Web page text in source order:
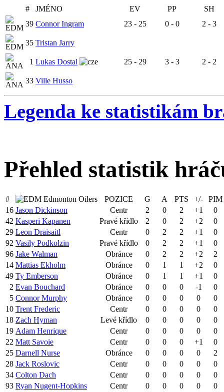
# JMÉNO EV PP
SH
39 Connor Ingram 23 - 25 0 - 0 2 - 3
35 Tristan Jarry
1 Lukas Dostal 25 - 29 3 - 3 2 - 2
33 Ville Husso
Legenda ke statistikám
Přehled statistik
# Edmonton Oilers POZICE G A PTS +/-
PIM
16 Jason Dickinson Centr 2 0 2 +1
0
42 Kasperi Kapanen Pravé křídlo 2 0 2 +2
0
29 Leon Draisaitl Centr 0 2 2 +1
0
92 Vasily Podkolzin Pravé křídlo 0 2 2 +1
0
96 Jake Walman Obránce 0 2 2 +2
2
14 Mattias Ekholm Obránce 0 1 1 +2
0
49 Ty Emberson Obránce 0 1 1 +1
0
2 Evan Bouchard Obránce 0 0 0 -1
0
5 Connor Murphy Obránce 0 0 0 0
0
10 Trent Frederic Centr 0 0 0 0
0
18 Zach Hyman Levé křídlo 0 0 0 0
0
19 Adam Henrique Centr 0 0 0 0
0
22 Matt Savoie Centr 0 0 0 +1
0
25 Darnell Nurse Obránce 0 0 0 0
2
28 Jack Roslovic Centr 0 0 0 0
0
34 Colton Dach Centr 0 0 0 0
0
93 Ryan Nugent-Hopkins Centr 0 0 0 0
0